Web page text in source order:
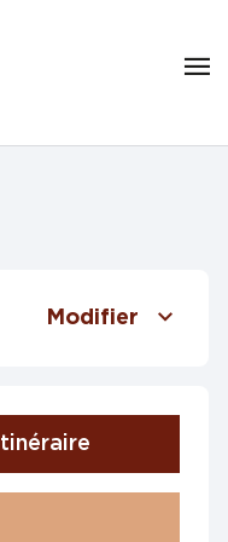
Modifier
Itinéraire